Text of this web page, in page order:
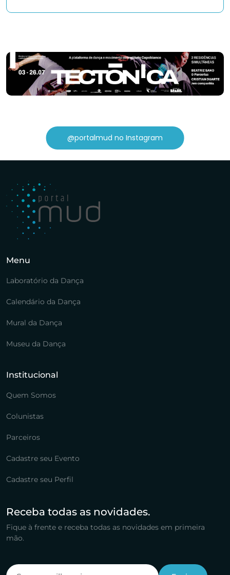
@portalmud no Instagram
Menu
Laboratório da Dança
Calendário da Dança
Mural da Dança
Museu da Dança
Institucional
Quem Somos
Colunistas
Parceiros
Cadastre seu Evento
Cadastre seu Perfil
Receba todas as novidades.
Fique à frente e receba todas as novidades em primeira
mão.